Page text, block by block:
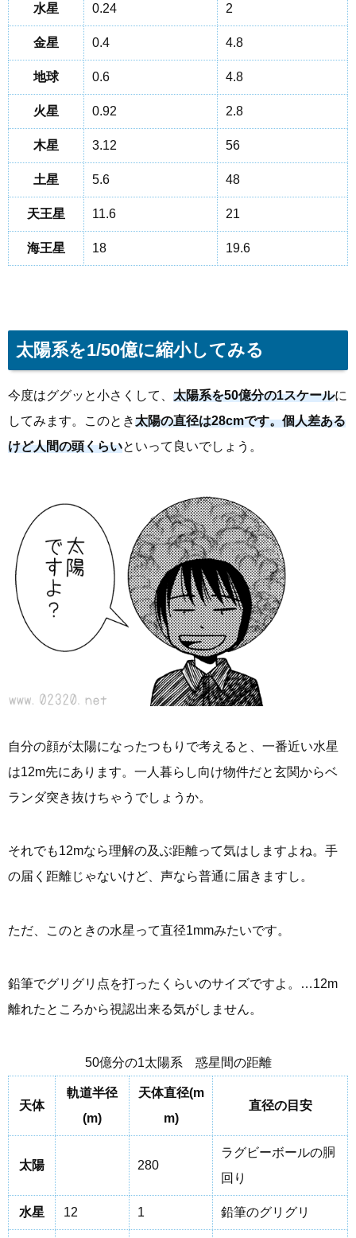
水星 0.24 2
金星 0.4 4.8
地球 0.6 4.8
火星 0.92 2.8
木星 3.12 56
土星 5.6 48
天王星 11.6 21
海王星 18 19.6
太陽系を1/50億に縮小してみる
今度はググッと小さくして、 太陽系を50億分の1スケールに
してみます。このとき太陽の直径は28cmです。個人差ある
けど人間の頭くらいといって良いでしょう。
自分の顔が太陽になったつもりで考えると、一番近い水星
は12m先にあります。一人暮らし向け物件だと玄関からベ
ランダ突き抜けちゃうでしょうか。
それでも12mなら理解の及ぶ距離って気はしますよね。手
の届く距離じゃないけど、声なら普通に届きますし。
ただ、このときの水星って直径1mmみたいです。
鉛筆でグリグリ点を打ったくらいのサイズですよ。…12m
離れたところから視認出来る気がしません。
50億分の1太陽系 惑星間の距離
天体
軌道半径
(m)
天体直径(m
m)
直径の目安
太陽 280
ラグビーボールの胴
回り
水星 12 1 鉛筆のグリグリ